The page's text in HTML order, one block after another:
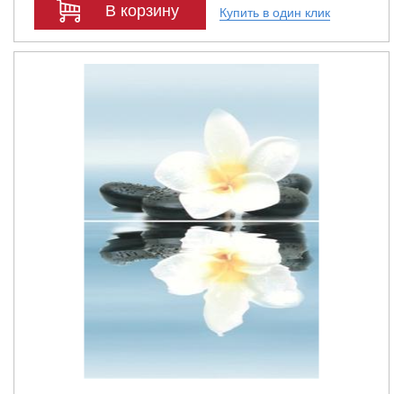
В корзину Купить в один клик